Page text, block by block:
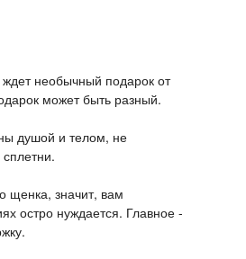
необычный подарок от
может быть разный.
душой и телом, не
щенка, значит, вам
остро нуждается. Главное -